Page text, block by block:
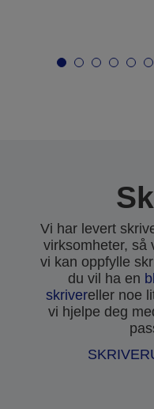
Vi har levert
virksomheter, så
vi kan oppfylle
du vil ha en
skrivereller noe
vi hjelpe deg